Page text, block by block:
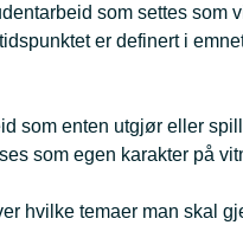
som settes som
er definert i
som enten utgjør eller
som egen karakter på
hvilke temaer man skal